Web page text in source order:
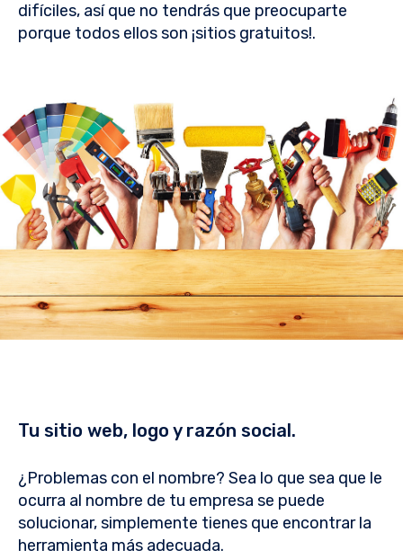
difíciles, así que no tendrás que preocuparte
porque todos ellos son ¡sitios gratuitos!.
Tu sitio web, logo y razón social.
¿Problemas con el nombre? Sea lo que sea que le
ocurra al nombre de tu empresa se puede
solucionar, simplemente tienes que encontrar la
herramienta más adecuada.